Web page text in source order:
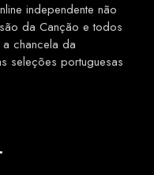
independente não
da Canção e todos
chancela da
seleções portuguesas